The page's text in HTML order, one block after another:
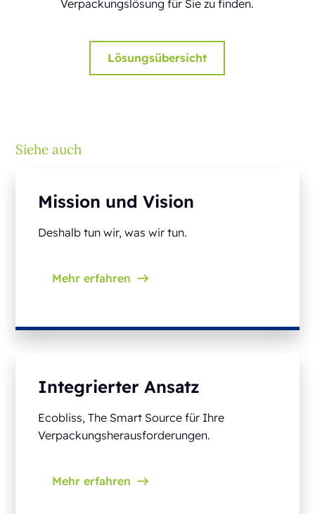
Verpackungslösung für Sie zu finden.
Lösungsübersicht
Siehe auch
Mission und Vision
Deshalb tun wir, was wir tun.
Mehr erfahren
Integrierter Ansatz
Ecobliss, The Smart Source für Ihre
Verpackungsherausforderungen.
Mehr erfahren